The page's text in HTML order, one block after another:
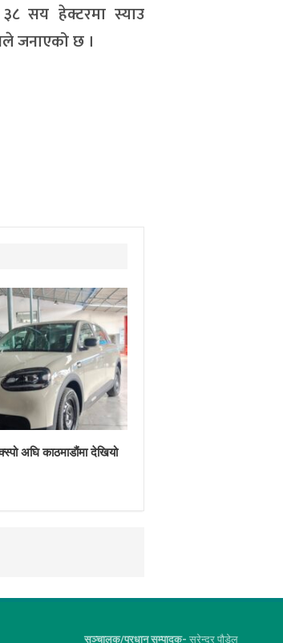
सय हेक्टरमा स्याउ
जनाएको छ ।
अघि काठमाडौंमा देखियो
सञ्चालक/प्रधान सम्पादक- सुरेन्द्र पौडेल